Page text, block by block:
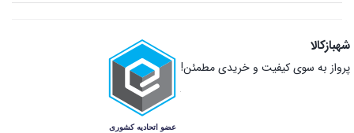
شهبازکالا
پرواز به سوی کیفیت و خریدی مطمئن!